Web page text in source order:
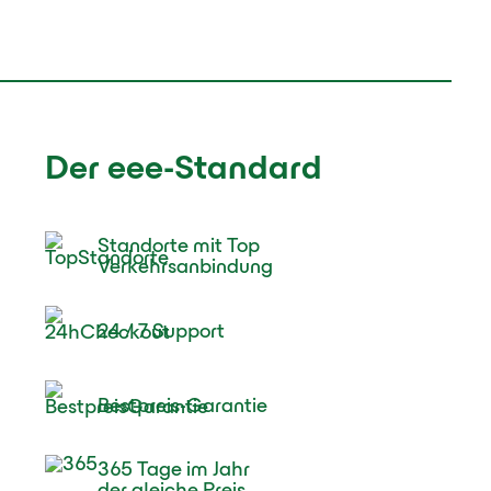
Der eee-Standard
Standorte mit Top
Verkehrsanbindung
24 / 7 Support
Bestpreis-Garantie
365 Tage im Jahr